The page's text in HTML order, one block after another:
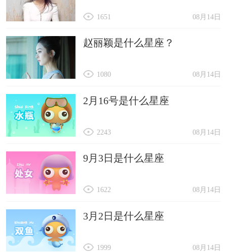
08月14日
1651
赵丽颖是什么星座？
08月14日
1080
2月16号是什么星座
08月14日
2243
9月3日是什么星座
08月14日
1622
3月2日是什么星座
08月14日
1999